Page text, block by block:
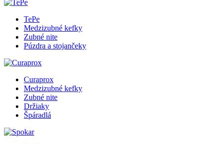
TePe
Medzizubné kefky
Zubné nite
Púzdra a stojančeky
Curaprox
Medzizubné kefky
Zubné nite
Držiaky
Špáradlá